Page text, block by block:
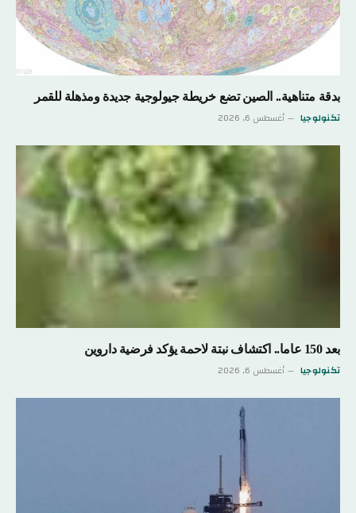
بدقة متناهية.. الصين تضع خريطة جيولوجية جديدة ومذهلة للقمر
تكنولوجيا أغسطس 6, 2026
بعد 150 عاما.. اكتشاف نبتة لاحمة يؤكد فرضية داروين
تكنولوجيا أغسطس 6, 2026